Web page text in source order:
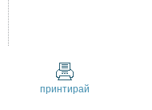
принтирай